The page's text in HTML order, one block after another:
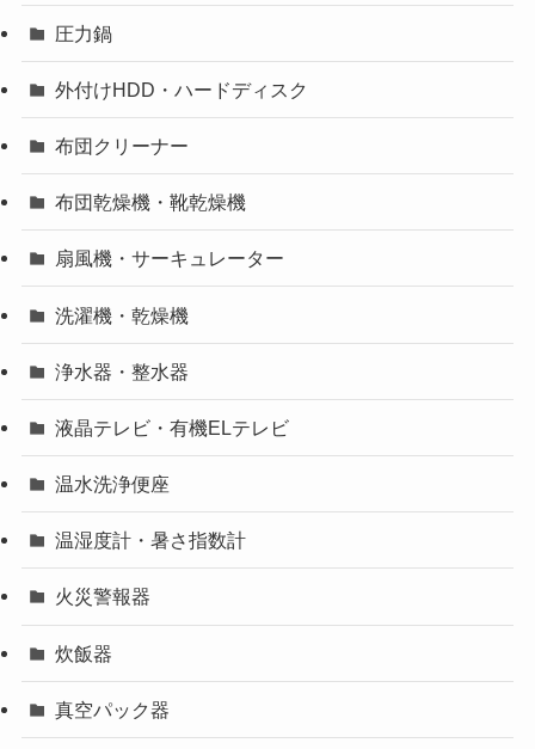
圧力鍋
外付けHDD・ハードディスク
布団クリーナー
布団乾燥機・靴乾燥機
扇風機・サーキュレーター
洗濯機・乾燥機
浄水器・整水器
液晶テレビ・有機ELテレビ
温水洗浄便座
温湿度計・暑さ指数計
火災警報器
炊飯器
真空パック器